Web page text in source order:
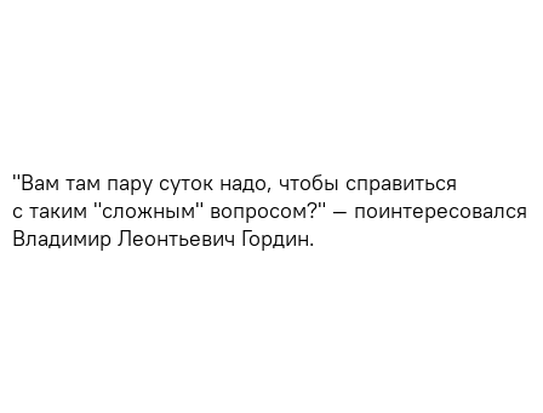
"Вам там пару суток надо, чтобы справиться
с таким "сложным" вопросом?" — поинтересовался
Владимир Леонтьевич Гордин.